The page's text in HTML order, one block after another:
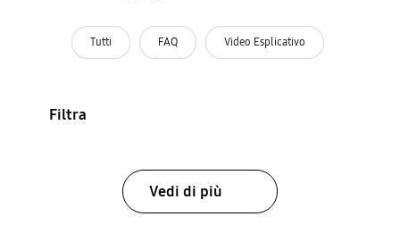
Tutti FAQ Video Esplicativo
Filtra
Vedi di più